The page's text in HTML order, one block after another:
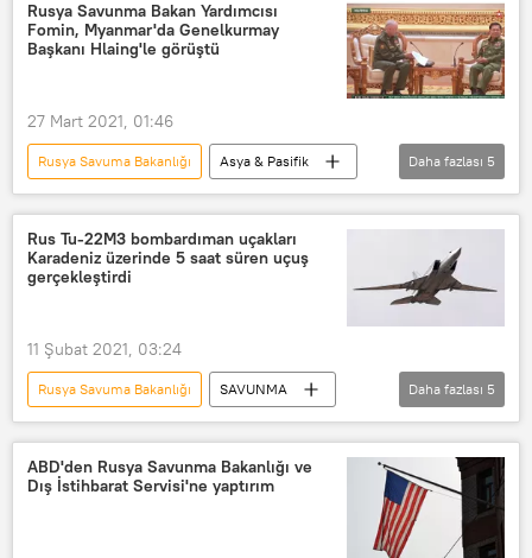
İHA iha
İHA
İnsansız Hava Aracı (İHA)
Rusya Savunma Bakan Yardımcısı
Fomin, Myanmar'da Genelkurmay
Başkanı Hlaing'le görüştü
27 Mart 2021, 01:46
Rusya Savuma Bakanlığı
Asya & Pasifik
DÜNYA
Haberler
Rusya
Min Aung Hlaing
Myanmar
Daha fazlası 5
Rus Tu-22M3 bombardıman uçakları
Karadeniz üzerinde 5 saat süren uçuş
gerçekleştirdi
11 Şubat 2021, 03:24
Rusya Savuma Bakanlığı
SAVUNMA
Haberler
DÜNYA
Rusya
Karadeniz
Tu-22M3
Daha fazlası 5
ABD'den Rusya Savunma Bakanlığı ve
Dış İstihbarat Servisi'ne yaptırım